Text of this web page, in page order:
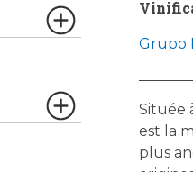
Grupo
Située
est la
plus